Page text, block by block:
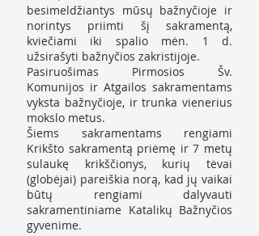
besimeldžiantys mūsų bažnyčioje ir
norintys priimti šį sakramentą,
kviečiami iki spalio mėn. 1 d.
užsirašyti bažnyčios zakristijoje.
Pasiruošimas Pirmosios Šv.
Komunijos ir Atgailos sakramentams
vyksta bažnyčioje, ir trunka vienerius
mokslo metus.
Šiems sakramentams rengiami
Krikšto sakramentą priėmę ir 7 metų
sulaukę krikščionys, kurių tėvai
(globėjai) pareiškia norą, kad jų vaikai
būtų rengiami dalyvauti
sakramentiniame Katalikų Bažnyčios
gyvenime.